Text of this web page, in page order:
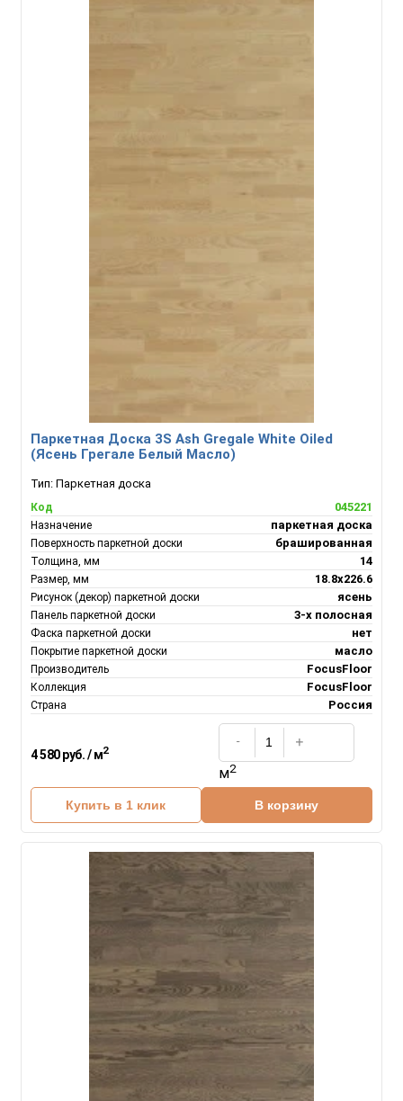
Паркетная Доска 3S Ash Gregale White Oiled
(Ясень Грегале Белый Масло)
Тип: Паркетная доска
Код 045221
Назначение паркетная доска
Поверхность паркетной доски брашированная
Толщина, мм 14
Размер, мм 18.8х226.6
Рисунок (декор) паркетной доски ясень
Панель паркетной доски 3-х полосная
Фаска паркетной доски нет
Покрытие паркетной доски масло
Производитель FocusFloor
Коллекция FocusFloor
Страна Россия
4 580 руб. / м2
м2
Купить в 1 клик В корзину